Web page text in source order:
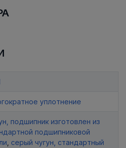
уплотнение
подшипник изготовлен из
подшипниковой
серый чугун, стандартный